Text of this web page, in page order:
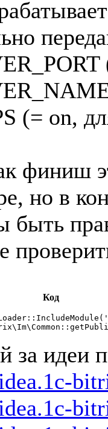
(= on,
финиш
но в
быть
Код
за идеи